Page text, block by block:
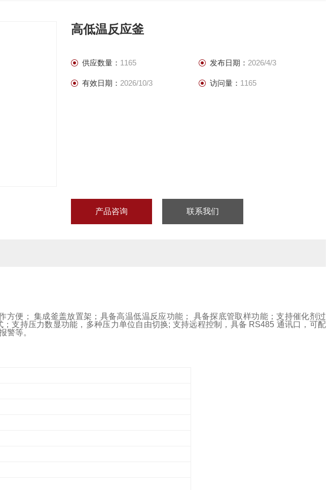
高低温反应釜
供应数量： 1165 发布日期： 2026/4/3
有效日期： 2026/10/3 访问量： 1165
产品咨询 联系我们
方便； 集成釜盖放置架；具备高温低温反应功能； 具备探底管取样功能；支持催化剂过
支持压力数显功能，多种压力单位自由切换; 支持远程控制，具备 RS485 通讯口，可配
警等。